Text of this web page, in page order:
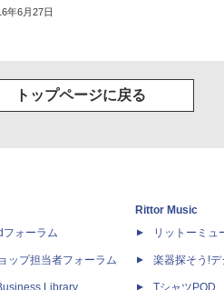
年6月27日
トップページに戻る
フォーラム
ップ担当者フォーラム
Library
Rittor Music
リットーミュ
楽器探そう!デ
TシャツPOD